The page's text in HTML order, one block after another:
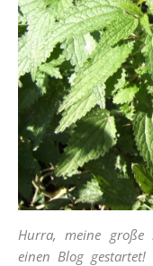
Hurra, meine große
einen Blog